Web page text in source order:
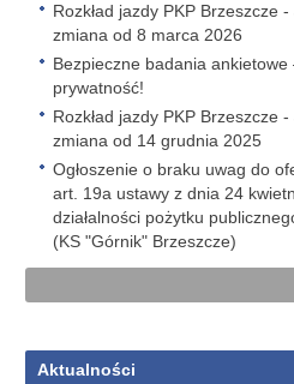
Rozkład jazdy PKP Brzeszcze
zmiana od 8 marca 2026
Bezpieczne badania
prywatność!
Rozkład jazdy PKP Brzeszcze
zmiana od 14 grudnia 2025
Ogłoszenie o braku uwag do
art. 19a ustawy z dnia 24
działalności pożytku
(KS "Górnik" Brzeszcze)
Aktualności